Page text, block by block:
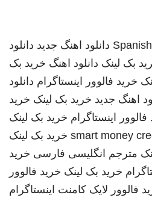
دانلود اهنگ جدید دانلود
بک لینک دانلود اهنگ خرید بک
خرید فالوور اینستاگرام دانلود
اهنگ جدید خرید بک لینک خرید
فالوور اینستاگرام خرید بک لینک
smart money خرید بک لینک
مترجم انگلیسی فارسی خرید
خرید بک لینک خرید فالوور
فالوور لایک کامنت اینستاگرام